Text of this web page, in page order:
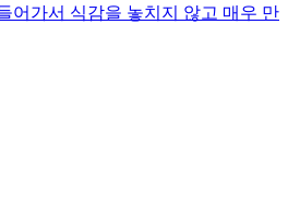
어가서 식감을 놓치지 않고 매우 만